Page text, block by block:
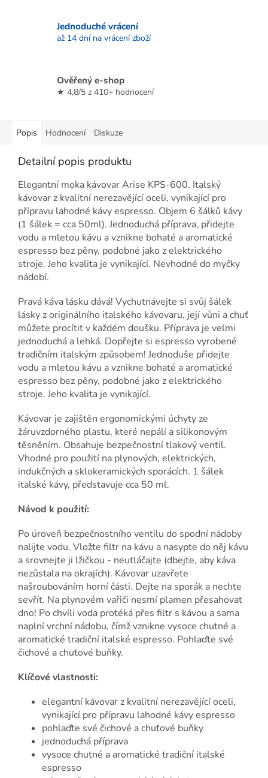
Jednoduché vrácení
až 14 dní na vrácení zboží
Ověřený e-shop
★ 4,8/5 z 410+ hodnocení
Popis Hodnocení Diskuze
Detailní popis produktu
Elegantní moka kávovar Arise KPS-600. Italský
kávovar z kvalitní nerezavějící oceli, vynikající pro
přípravu lahodné kávy espresso. Objem 6 šálků kávy
(1 šálek = cca 50ml). Jednoduchá příprava, přidejte
vodu a mletou kávu a vznikne bohaté a aromatické
espresso bez pěny, podobné jako z elektrického
stroje. Jeho kvalita je vynikající. Nevhodné do myčky
nádobí.
Pravá káva lásku dává! Vychutnávejte si svůj šálek
lásky z originálního italského kávovaru, její vůni a chuť
můžete procítit v každém doušku. Příprava je velmi
jednoduchá a lehká. Dopřejte si espresso vyrobené
tradičním italským způsobem! Jednoduše přidejte
vodu a mletou kávu a vznikne bohaté a aromatické
espresso bez pěny, podobné jako z elektrického
stroje. Jeho kvalita je vynikající.
Kávovar je zajištěn ergonomickými úchyty ze
žáruvzdorného plastu, které nepálí a silikonovým
těsněním. Obsahuje bezpečnostní tlakový ventil.
Vhodné pro použití na plynových, elektrických,
indukčných a sklokeramických sporácích. 1 šálek
italské kávy, představuje cca 50 ml.
Návod k použití:
Po úroveň bezpečnostního ventilu do spodní nádoby
nalijte vodu. Vložte filtr na kávu a nasypte do něj kávu
a srovnejte ji lžičkou - neutláčajte (dbejte, aby káva
nezůstala na okrajích). Kávovar uzavřete
našroubováním horní části. Dejte na sporák a nechte
sevřít. Na plynovém vařiči nesmí plamen přesahovat
dno! Po chvíli voda protéká přes filtr s kávou a sama
naplní vrchní nádobu, čímž vznikne vysoce chutné a
aromatické tradiční italské espresso. Pohlaďte své
čichové a chuťové buňky.
Klíčové vlastnosti:
elegantní kávovar z kvalitní nerezavějící oceli,
vynikající pro přípravu lahodné kávy espresso
pohlaďte své čichové a chuťové buňky
jednoduchá příprava
vysoce chutné a aromatické tradiční italské
espresso